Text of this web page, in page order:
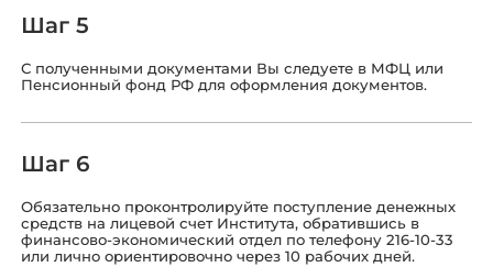
Шаг 5
С полученными документами Вы следуете в МФЦ или
Пенсионный фонд РФ для оформления документов.
Шаг 6
Обязательно проконтролируйте поступление денежных
средств на лицевой счет Института, обратившись в
финансово-экономический отдел по телефону 216-10-33
или лично ориентировочно через 10 рабочих дней.